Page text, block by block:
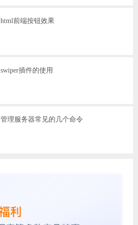
html前端按钮效果
swiper插件的使用
管理服务器常见的几个命令